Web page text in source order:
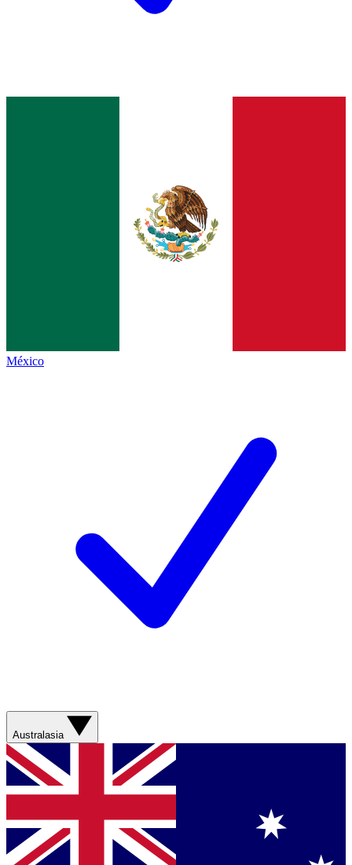
México
Australasia